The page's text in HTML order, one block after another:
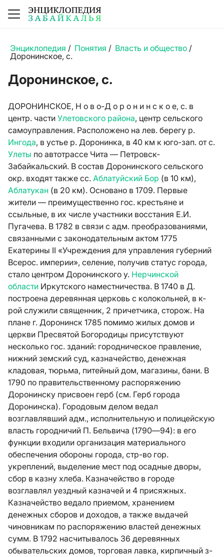
Энциклопедия / Понятия / Власть и общество /
Доронинское, с.
Доронинское, с.
ДОРОНИНСКОЕ, Н о в о-Д о р о н и н с к о е, с. в
центр. части Улетовского района, центр сельского
самоуправления. Расположено на лев. берегу р.
Ингода, в устье р. Доронинка, в 40 км к юго-зап. от с.
Улеты по автотрассе Чита — Петровск-
Забайкальский. В состав Доронинского сельского
окр. входят также сс. Аблатуйский Бор (в 10 км),
Аблатукан (в 20 км). Основано в 1709. Первые
жители — преимущественно гос. крестьяне и
ссыльные, в их числе участники восстания Е.И.
Пугачева. В 1782 в связи с адм. преобразованиями,
связанными с законодательным актом 1775
Екатерины II «Учреждения для управления губерний
Всерос. империи», селение, получив статус города,
стало центром Доронинского у. Нерчинской
области Иркутского наместничества. В 1740 в Д.
построена деревянная церковь с колокольней, в к-
рой служили священник, 2 причетчика, сторож. На
плане г. Доронинск 1785 помимо жилых домов и
церкви Пресвятой Богородицы присутствуют
несколько гос. зданий: городническое правление,
нижний земский суд, казначейство, денежная
кладовая, тюрьма, питейный дом, магазины, бани. В
1790 по правительственному распоряжению
Доронинску присвоен герб (см. Герб города
Доронинска). Городовым делом ведал
возглавлявший адм., исполнительную и полицейскую
власть городничий П. Бельвича (1790—94): в его
функции входили организация материального
обеспечения обороны города, стр-во гор.
укреплений, выделение мест под осадные дворы,
сбор в казну хлеба. Казначейство в городе
возглавлял уездный казначей и 4 присяжных.
Казначейство ведало приемом, хранением
денежных сборов и доходов, а также выдачей
чиновникам по распоряжению властей денежных
сумм. В 1792 насчитывалось 36 деревянных
обывательских домов, торговая лавка, кирпичный з-